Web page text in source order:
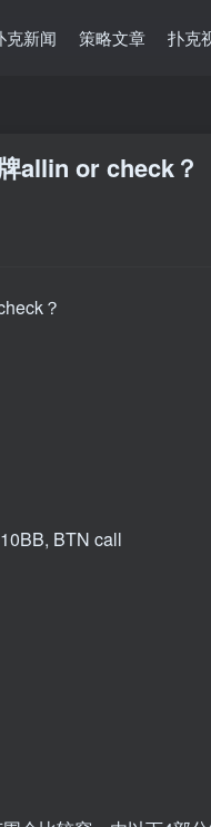
克新闻 策略文章 扑克
allin or check？
？
BTN call